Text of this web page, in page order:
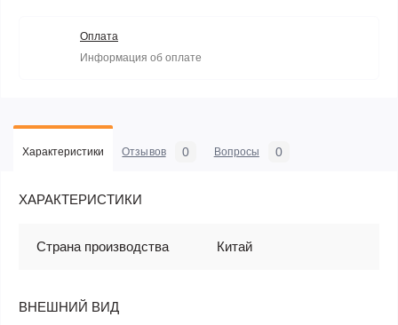
Оплата
Информация об оплате
Характеристики Отзывов 0 Вопросы 0
ХАРАКТЕРИСТИКИ
Страна производства Китай
ВНЕШНИЙ ВИД